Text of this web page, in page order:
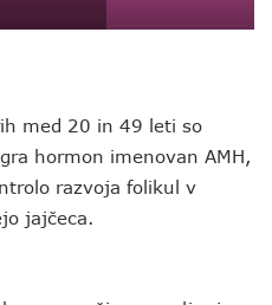
med 20 in 49 leti so
hormon imenovan AMH,
razvoja folikul v
jajčeca.